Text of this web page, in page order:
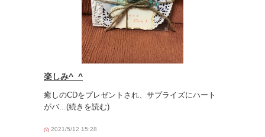
楽しみ^_^
癒しのCDをプレゼントされ、サプライズにハート
がバ...(続きを読む)
2021/5/12 15:28